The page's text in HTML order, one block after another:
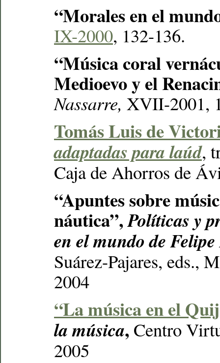
“Morales en el
IX-2000, 132-136.
“Música coral
Medioevo y el
Nassarre, XVII-2001,
Tomás Luis de
adaptadas para laúd,
Caja de Ahorros de
“Apuntes sobre
náutica”,Políticas y
en el mundo de
Suárez-Pajares, eds.,
2004
“La música en el
la música, Centro
2005